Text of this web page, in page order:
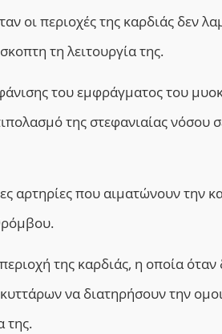
οι περιοχές της καρδιάς δεν
τη λειτουργία της.
του εμφράγματος του
της στεφανιαίας
αρτηρίες που αιματώνουν την
της καρδιάς, η οποία
να διατηρήσουν την
της.